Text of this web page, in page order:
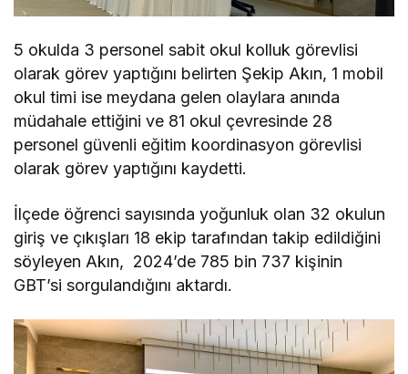
5 okulda 3 personel sabit okul kolluk görevlisi
olarak görev yaptığını belirten Şekip Akın, 1 mobil
okul timi ise meydana gelen olaylara anında
müdahale ettiğini ve 81 okul çevresinde 28
personel güvenli eğitim koordinasyon görevlisi
olarak görev yaptığını kaydetti.
İlçede öğrenci sayısında yoğunluk olan 32 okulun
giriş ve çıkışları 18 ekip tarafından takip edildiğini
söyleyen Akın, 2024’de 785 bin 737 kişinin
GBT’si sorgulandığını aktardı.